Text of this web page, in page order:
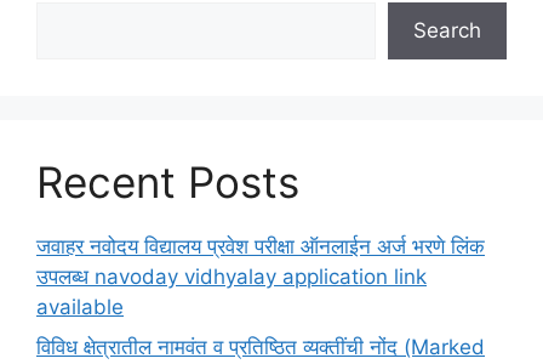
Search
Recent Posts
जवाहर नवोदय विद्यालय प्रवेश परीक्षा ऑनलाईन अर्ज भरणे लिंक
उपलब्ध navoday vidhyalay application link
available
विविध क्षेत्रातील नामवंत व प्रतिष्ठित व्यक्तींची नोंद (Marked